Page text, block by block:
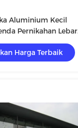
Aluminium Kecil
Pernikahan Lebar
Harga Terbaik